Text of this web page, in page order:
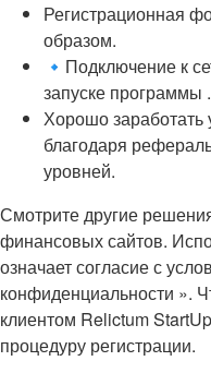
Регистрационная
образом.
🔹Подключение к
запуске программы .
Хорошо заработать
благодаря
уровней.
Смотрите другие
финансовых сайтов.
означает согласие с
конфиденциальности ».
клиентом Relictum
процедуру регистрации.